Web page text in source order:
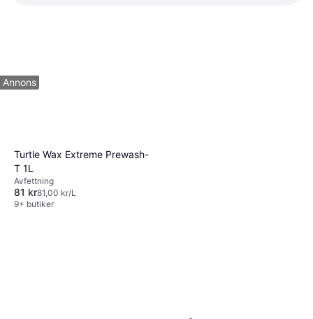
Turtle Wax Extreme Prewash-
T 1L
Avfettning
81 kr81,00 kr/L
9+ butiker
Annons